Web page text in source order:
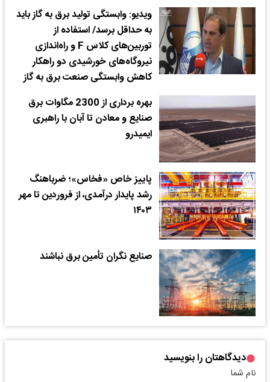
ویدیو: وابستگی تولید برق به گاز باید
به حداقل برسد/ استفاده از
توربین‌های کلاس F و راه‌اندازی
نیروگاه‌های خورشیدی دو راهکار
کاهش وابستگی صنعت برق به گاز
بهره برداری از 2300 مگاوات برق
صنایع و معادن تا آبان با راهبری
ایمیدرو
پاییز خاص «فخاس»؛ ضرباهنگ
رشد پایدار درآمدی، از فروردین تا مهر
۱۴۰۳
صنایع نگران تأمین برق نباشند
دیدگاهتان را بنویسید
نام شما